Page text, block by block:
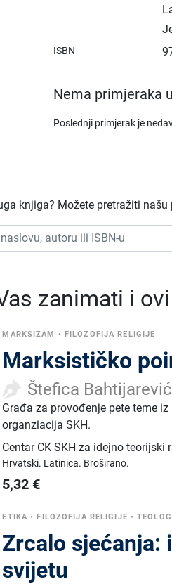
ISBN
Nema primjeraka
Poslednji primjerak je
knjiga? Možete pretražiti
zanimati i
MARKSIZAM • FILOZOFIJA RELIGIJE
Marksističko
Štefica
Građa za provođenje pete teme
organziacija SKH.
Centar CK SKH za idejno teorijski
Hrvatski. Latinica. Broširano.
5,32 €
ETIKA •FILOZOFIJA RELIGIJE •
Zrcalo sjećanja:
svijetu